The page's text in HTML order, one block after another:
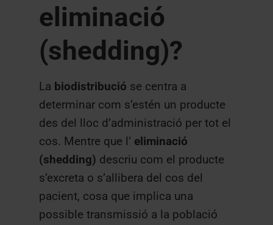
eliminació
(shedding)?
La biodistribució se centra a
determinar com s’estén un producte
des del lloc d’administració per tot el
cos. Mentre que l’ eliminació
(shedding) descriu com el producte
s’excreta o s’allibera del cos del
pacient, cosa que implica una
possible transmissió a la població